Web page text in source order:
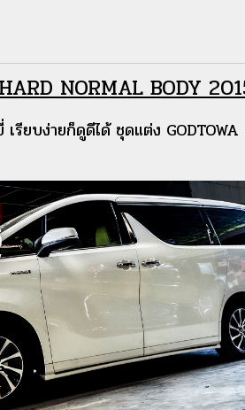
NORMAL BODY
รียบง่ายก็ดูดีได้ ชุดแต่ง